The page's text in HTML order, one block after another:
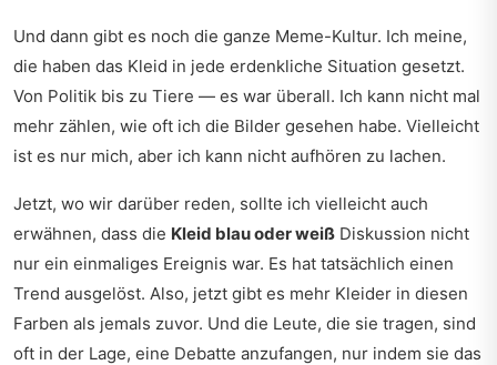
Und dann gibt es noch die ganze Meme-Kultur. Ich meine,
die haben das Kleid in jede erdenkliche Situation gesetzt.
Von Politik bis zu Tiere — es war überall. Ich kann nicht mal
mehr zählen, wie oft ich die Bilder gesehen habe. Vielleicht
ist es nur mich, aber ich kann nicht aufhören zu lachen.
Jetzt, wo wir darüber reden, sollte ich vielleicht auch
erwähnen, dass die Kleid blau oder weiß Diskussion nicht
nur ein einmaliges Ereignis war. Es hat tatsächlich einen
Trend ausgelöst. Also, jetzt gibt es mehr Kleider in diesen
Farben als jemals zuvor. Und die Leute, die sie tragen, sind
oft in der Lage, eine Debatte anzufangen, nur indem sie das